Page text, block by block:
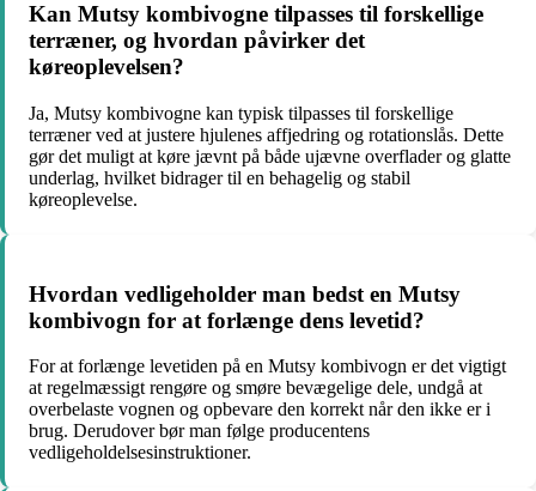
Kan Mutsy kombivogne tilpasses til forskellige
terræner, og hvordan påvirker det
køreoplevelsen?
Ja, Mutsy kombivogne kan typisk tilpasses til forskellige
terræner ved at justere hjulenes affjedring og rotationslås. Dette
gør det muligt at køre jævnt på både ujævne overflader og glatte
underlag, hvilket bidrager til en behagelig og stabil
køreoplevelse.
Hvordan vedligeholder man bedst en Mutsy
kombivogn for at forlænge dens levetid?
For at forlænge levetiden på en Mutsy kombivogn er det vigtigt
at regelmæssigt rengøre og smøre bevægelige dele, undgå at
overbelaste vognen og opbevare den korrekt når den ikke er i
brug. Derudover bør man følge producentens
vedligeholdelsesinstruktioner.